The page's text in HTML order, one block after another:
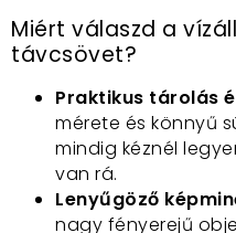
Miért válaszd a
távcsövet?
Praktikus tárolás
mérete és könnyű
mindig kéznél
van rá.
Lenyűgöző
nagy fényerejű